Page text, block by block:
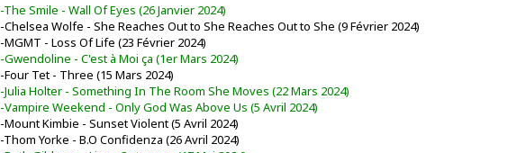
-The Smile - Wall Of Eyes (26 Janvier 2024)
-Chelsea Wolfe - She Reaches Out to She Reaches Out to She (9 Février 2024)
-MGMT - Loss Of Life (23 Février 2024)
-Gwendoline - C'est à Moi ça (1er Mars 2024)
-Four Tet - Three (15 Mars 2024)
-Julia Holter - Something In The Room She Moves (22 Mars 2024)
-Vampire Weekend - Only God Was Above Us (5 Avril 2024)
-Mount Kimbie - Sunset Violent (5 Avril 2024)
-Thom Yorke - B.O Confidenza (26 Avril 2024)